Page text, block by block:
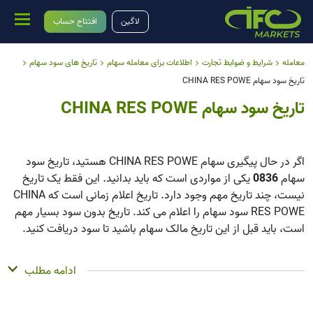
لاگین افتتاح حساب
معامله شرایط و ضوابط تجارت اطلاعات برای معامله سهام
تاریخ های سود سهام
تاریخ سود سهام CHINA RES POWE
تاریخ سود سهام CHINA RES POWE
اگر در حال پیگیری سهام CHINA RES POWE هستید، تاریخ سود
سهام0836یکی از مواردی است که باید بدانید. این فقط یک تاریخ
نیست، چند تاریخ مهم وجود دارد. تاریخ اعلام زمانی است که CHINA
RES POWE سود سهام را اعلام می کند. تاریخ بدون سود بسیار مهم
است، باید قبل از این تاریخ مالک سهام باشید تا سود دریافت کنید.
تاریخ ثبت زمانی است که CHINA RES POWE فهرست سهامداران
خود را بررسی می کند، و تاریخ پرداخت زمانی است که واقعاً پول را
ادامه مطلب